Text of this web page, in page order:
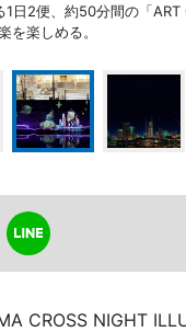
日2便、約50分間の「ART
を楽しめる。
CROSS NIGHT